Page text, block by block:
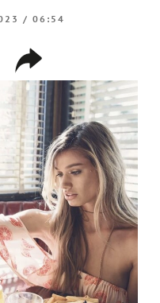
/ 06:54
compartir
enlace